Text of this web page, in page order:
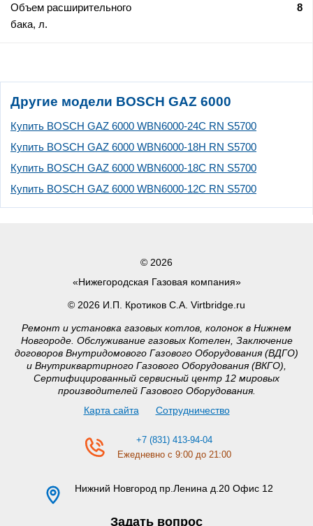
Объем расширительного
бака, л.
8
Другие модели BOSCH GAZ 6000
Купить BOSCH GAZ 6000 WBN6000-24C RN S5700
Купить BOSCH GAZ 6000 WBN6000-18H RN S5700
Купить BOSCH GAZ 6000 WBN6000-18C RN S5700
Купить BOSCH GAZ 6000 WBN6000-12C RN S5700
© 2026
«Нижегородская Газовая компания»
© 2026 И.П. Кротиков С.А. Virtbridge.ru
Ремонт и установка газовых котлов, колонок в Нижнем
Новгороде. Обслуживание газовых Котелен, Заключение
договоров Внутридомового Газового Оборудования (ВДГО)
и Внутриквартирного Газового Оборудования (ВКГО),
Сертифицированный сервисный центр 12 мировых
производителей Газового Оборудования.
Карта сайта
Сотрудничество
+7 (831) 413-94-04
Ежедневно с 9:00 до 21:00
Нижний Новгород пр.Ленина д.20 Офис 12
Задать вопрос